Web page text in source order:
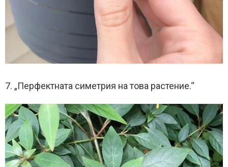
7. „Перфектната симетрия на това растение.“